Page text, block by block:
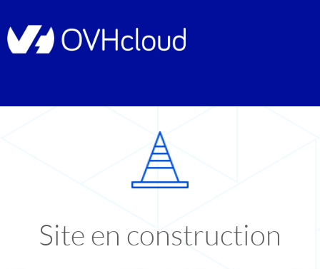
Site en construction